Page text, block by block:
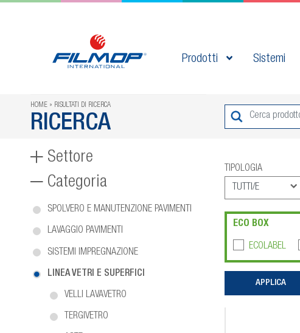
Prodotti Sistemi
HOME RISULTATI DI RICERCA
RICERCA
Settore
Categoria
SPOLVERO E MANUTENZIONE PAVIMENTI
LAVAGGIO PAVIMENTI
SISTEMI IMPREGNAZIONE
LINEA VETRI E SUPERFICI
VELLI LAVAVETRO
TERGIVETRO
TIPOLOGIA
ECO BOX
ECOLABEL